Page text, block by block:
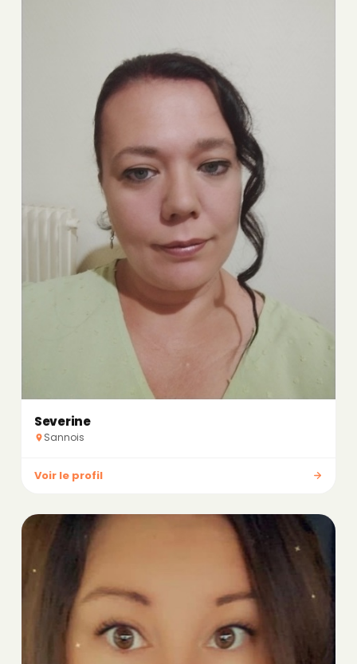
Severine
Sannois
Voir le profil